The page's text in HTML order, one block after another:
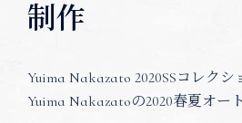
制作
Yuima Nakazato 2020SSコレク
Yuima Nakazatoの2020春夏オー